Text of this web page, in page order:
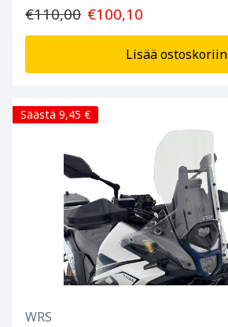
€110,00 €100,10
Lisää ostoskoriin
Säästä 9,45 €
WRS